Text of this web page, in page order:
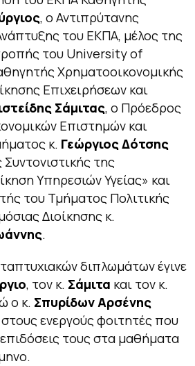
, ο Αντιπρύτανης
του ΕΚΠΑ, μέλος της
του University of
Χρηματοοικονομικής
Επιχειρήσεων και
Σάμιτας, ο Πρόεδρος
Επιστημών και
κ. Γεώργιος Δότσης
της
Υπηρεσιών Υγείας» και
του Τμήματος Πολιτικής
Διοίκησης κ.
.
διπλωμάτων έγινε
, τον κ. Σάμιτα και τον κ.
ο κ. ΣπυρίδωνΑρσένης
ενεργούς φοιτητές που
επιδόσεις τους στα μαθήματα